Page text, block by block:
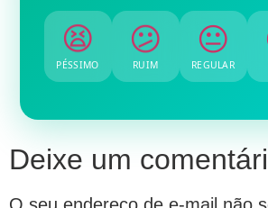
😫
PÉSSIMO
😕
RUIM
😐
REGULAR
Deixe um